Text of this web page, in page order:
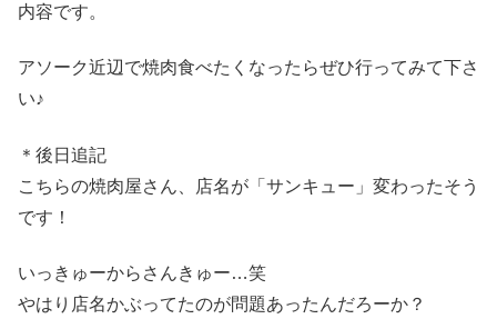
内容です。
アソーク近辺で焼肉食べたくなったらぜひ行ってみて下さ
い♪
＊後日追記
こちらの焼肉屋さん、店名が「サンキュー」変わったそう
です！
いっきゅーからさんきゅー…笑
やはり店名かぶってたのが問題あったんだろーか？